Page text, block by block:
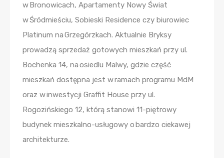
w Bronowicach, Apartamenty Nowy Świat
w Śródmieściu, Sobieski Residence czy biurowiec
Platinum na Grzegórzkach. Aktualnie Bryksy
prowadzą sprzedaż gotowych mieszkań przy ul.
Bochenka 14, na osiedlu Malwy, gdzie część
mieszkań dostępna jest w ramach programu MdM
oraz w inwestycji Graffit House przy ul.
Rogozińskiego 12, którą stanowi 11-piętrowy
budynek mieszkalno-usługowy o bardzo ciekawej
architekturze.